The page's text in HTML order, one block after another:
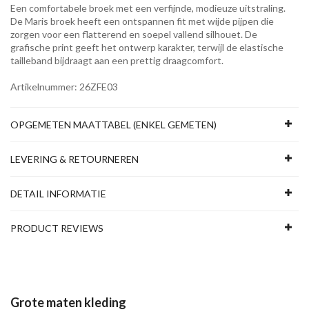
Een comfortabele broek met een verfijnde, modieuze uitstraling.
De Maris broek heeft een ontspannen fit met wijde pijpen die
zorgen voor een flatterend en soepel vallend silhouet. De
grafische print geeft het ontwerp karakter, terwijl de elastische
tailleband bijdraagt aan een prettig draagcomfort.
Artikelnummer: 26ZFE03
OPGEMETEN MAATTABEL (ENKEL GEMETEN)
LEVERING & RETOURNEREN
DETAIL INFORMATIE
PRODUCT REVIEWS
Grote maten kleding